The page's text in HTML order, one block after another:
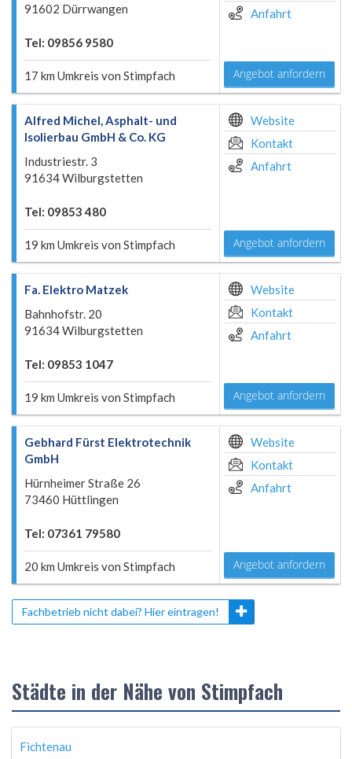
91602 Dürrwangen
Tel: 09856 9580
17 km Umkreis von Stimpfach
Anfahrt
Angebot anfordern
Alfred Michel, Asphalt- und
Isolierbau GmbH & Co. KG
Industriestr. 3
91634 Wilburgstetten
Tel: 09853 480
19 km Umkreis von Stimpfach
Website
Kontakt
Anfahrt
Angebot anfordern
Fa. Elektro Matzek
Bahnhofstr. 20
91634 Wilburgstetten
Tel: 09853 1047
19 km Umkreis von Stimpfach
Website
Kontakt
Anfahrt
Angebot anfordern
Gebhard Fürst Elektrotechnik
GmbH
Hürnheimer Straße 26
73460 Hüttlingen
Tel: 07361 79580
20 km Umkreis von Stimpfach
Website
Kontakt
Anfahrt
Angebot anfordern
Fachbetrieb nicht dabei? Hier eintragen!
Städte in der Nähe von Stimpfach
Fichtenau